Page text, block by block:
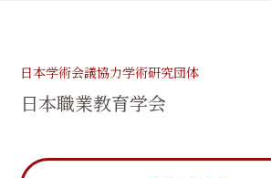
日本学術会議協力学術研究団体
日本職業教育学会